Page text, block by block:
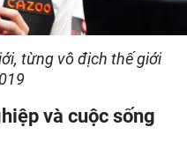
từng vô địch thế giới
và cuộc sống